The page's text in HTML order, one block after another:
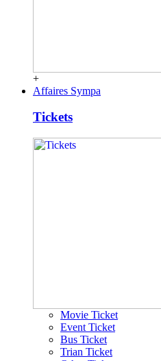
+
Affaires Sympa
Tickets
Movie Ticket
Event Ticket
Bus Ticket
Trian Ticket